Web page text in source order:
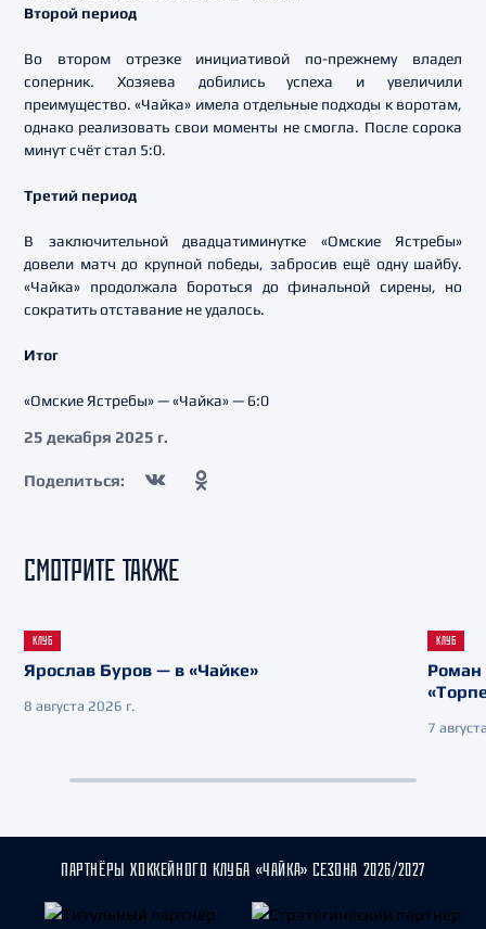
Второй период
Во втором отрезке инициативой по-прежнему владел
соперник. Хозяева добились успеха и увеличили
преимущество. «Чайка» имела отдельные подходы к воротам,
однако реализовать свои моменты не смогла. После сорока
минут счёт стал 5:0.
Третий период
В заключительной двадцатиминутке «Омские Ястребы»
довели матч до крупной победы, забросив ещё одну шайбу.
«Чайка» продолжала бороться до финальной сирены, но
сократить отставание не удалось.
Итог
«Омские Ястребы» — «Чайка» — 6:0
25 декабря 2025 г.
Поделиться:
СМОТРИТЕ ТАКЖЕ
КЛУБ
Ярослав Буров — в «Чайке»
8 августа 2026 г.
КЛУБ
Роман
7
ПАРТНЁРЫ ХОККЕЙНОГО КЛУБА «ЧАЙКА» СЕЗОНА 2026/2027